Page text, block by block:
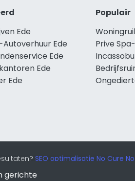
Ede
Ede
Ede
Ede
Ede
Populair
Prive
SEO optimalisatie No Cure
gerichte